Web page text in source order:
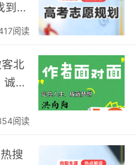
到终
阅读
北
邀
阅读
搜